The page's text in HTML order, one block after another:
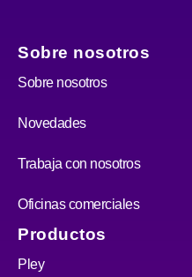
Sobre nosotros
Sobre nosotros
Novedades
Trabaja con nosotros
Oficinas comerciales
Productos
Pley